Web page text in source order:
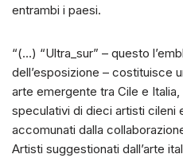
entrambi i paesi.
“(…) “Ultra_sur” – questo
dell’esposizione – costituisce
arte emergente tra Cile e
speculativi di dieci artisti cileni
accomunati dalla
Artisti suggestionati dall’arte